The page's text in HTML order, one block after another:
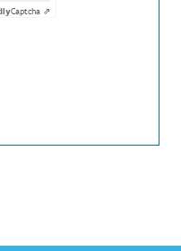
Captcha ⇗